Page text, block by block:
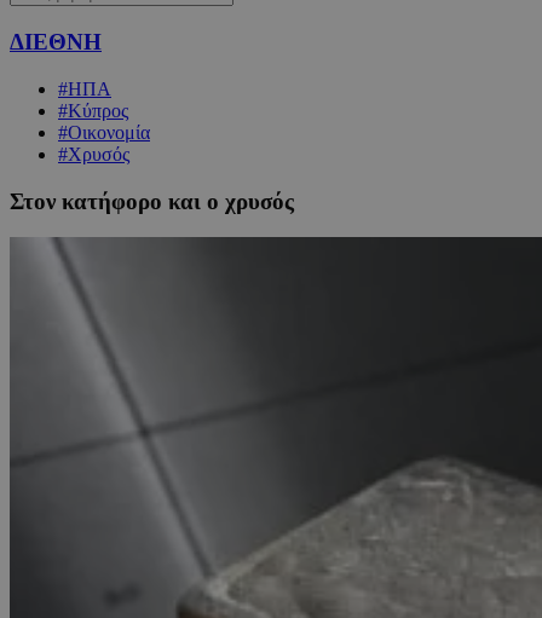
ΔΙΕΘΝΗ
#ΗΠΑ
#Κύπρος
#Οικονομία
#Χρυσός
Στον κατήφορο και ο χρυσός